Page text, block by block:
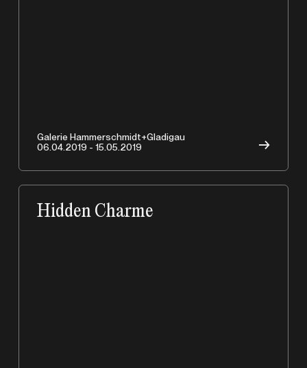
Galerie Hammerschmidt+Gladigau
06.04.2019 - 15.05.2019
→
Hidden Charme